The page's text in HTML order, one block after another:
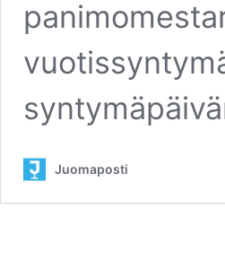
Juomaposti